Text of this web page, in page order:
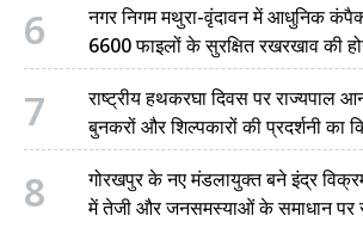
6
नगर निगम मथुरा-वृंदावन में आधुनिक
6600 फाइलों के सुरक्षित रखरखाव की
7
राष्ट्रीय हथकरघा दिवस पर राज्यपाल
बुनकरों और शिल्पकारों की प्रदर्शनी का
8
गोरखपुर के नए मंडलायुक्त बने इंद्र
में तेजी और जनसमस्याओं के समाधान पर